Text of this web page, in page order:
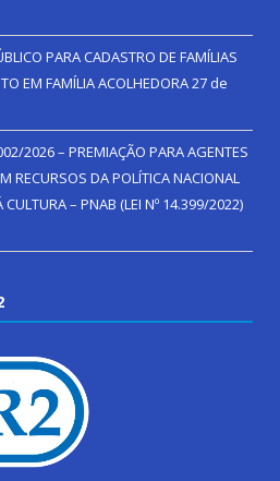
PARA CADASTRO DE FAMÍLIAS
EM FAMÍLIA ACOLHEDORA27 de
2026 – PREMIAÇÃO PARA AGENTES
RECURSOS DA POLÍTICA NACIONAL
CULTURA – PNAB (LEI Nº 14.399/2022)